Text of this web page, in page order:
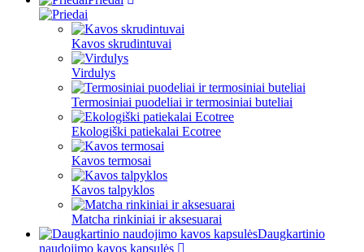
Kavos skrudintuvai
Virdulys
Termosiniai puodeliai ir termosiniai buteliai
Ekologiški patiekalai Ecotree
Kavos termosai
Kavos talpyklos
Matcha rinkiniai ir aksesuarai
Daugkartinio
naudojimo kavos kapsulės